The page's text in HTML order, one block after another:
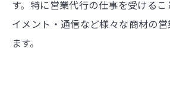
す。特に営業代行の仕事を受ける
イメント・通信など様々な商材の
ます。